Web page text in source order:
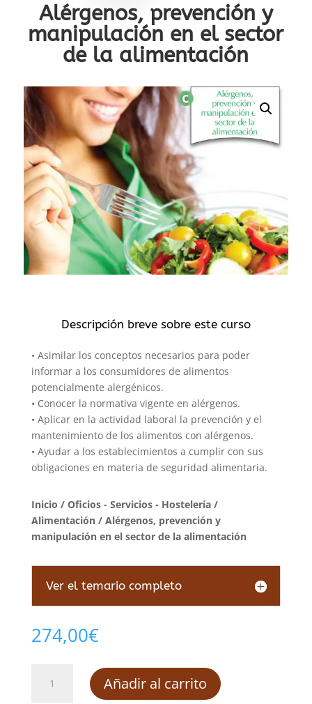
Alérgenos, prevención y
manipulación en el sector
de la alimentación
Descripción breve sobre este curso
• Asimilar los conceptos necesarios para poder
informar a los consumidores de alimentos
potencialmente alergénicos.
• Conocer la normativa vigente en alérgenos.
• Aplicar en la actividad laboral la prevención y el
mantenimiento de los alimentos con alérgenos.
• Ayudar a los establecimientos a cumplir con sus
obligaciones en materia de seguridad alimentaria.
Inicio / Oficios - Servicios - Hostelería/
Alimentación/ Alérgenos, prevención y
manipulación en el sector de la alimentación
Ver el temario completo
274,00€
prevención
Añadir al carrito